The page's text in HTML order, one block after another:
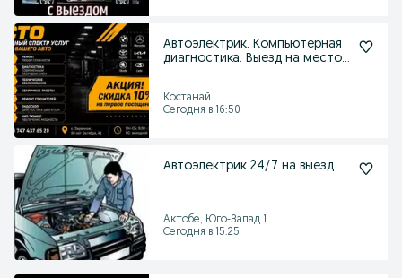
Автоэлектрик. Компьютерная
диагностика. Выезд на место
Костанай
Сегодня в 16:50
Автоэлектрик 24/7 на выезд
Актобе, Юго-Запад 1
Сегодня в 15:25